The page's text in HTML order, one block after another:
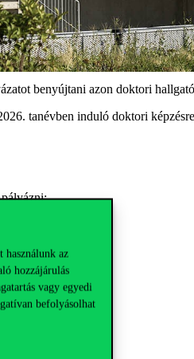
használunk az
hozzájárulás
vagy egyedi
befolyásolhat
benyújtani azon doktori
tanévben induló doktori
pályázni: